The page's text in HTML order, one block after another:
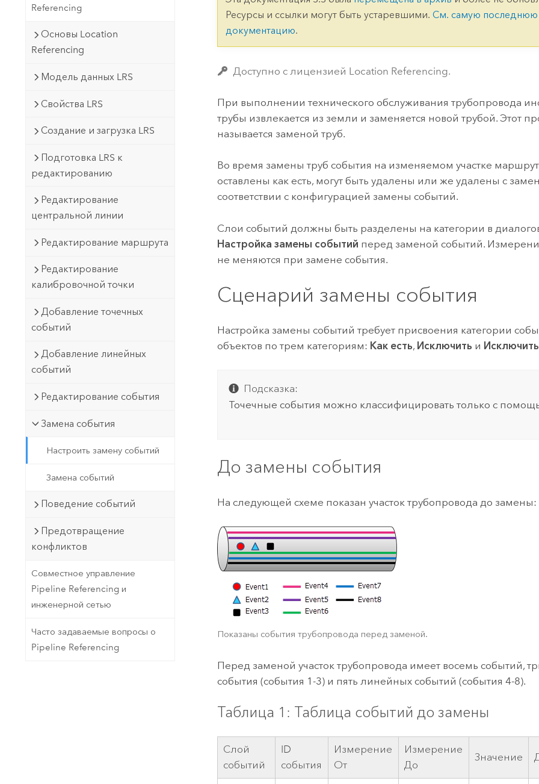
Технология Developer
приложений и приложений
Все отрасли
технологий
Referencing
Основы Location
Referencing
Модель данных LRS
Свойства LRS
Создание и загрузка LRS
Подготовка LRS к
редактированию
Редактирование
центральной линии
Редактирование маршрута
Редактирование
калибровочной точки
Добавление точечных
событий
Добавление линейных
событий
Редактирование события
Замена события
Настроить замену событий
Замена событий
Поведение событий
Предотвращение
конфликтов
Совместное управление
Pipeline Referencing и
инженерной сетью
Часто задаваемые вопросы о
Pipeline Referencing
Ресурсы и ссылки могут быть устаревшими.См. самую последнюю
документацию.
Доступно с лицензией Location Referencing.
При выполнении технического обслуживания трубопровода
трубы извлекается из земли и заменяется новой трубой. Этот
называется заменой труб.
Во время замены труб события на изменяемом участке
оставлены как есть, могут быть удалены или же удалены с
соответствии с конфигурацией замены событий.
Слои событий должны быть разделены на категории в
Настройка замены событий перед заменой событий.
не меняются при замене события.
Сценарий замены события
Настройка замены событий требует присвоения категории
объектов по трем категориям: Как есть, Исключить и
Подсказка:
Точечные события можно классифицировать только с
До замены события
На следующей схеме показан участок трубопровода до замены:
Показаны события трубопровода перед заменой.
Перед заменой участок трубопровода имеет восемь событий,
события (события 1-3) и пять линейных событий (события 4-8).
Таблица 1: Таблица событий до замены
Слой
событий
ID
события
Измерение
От
Измерение
До
Значение